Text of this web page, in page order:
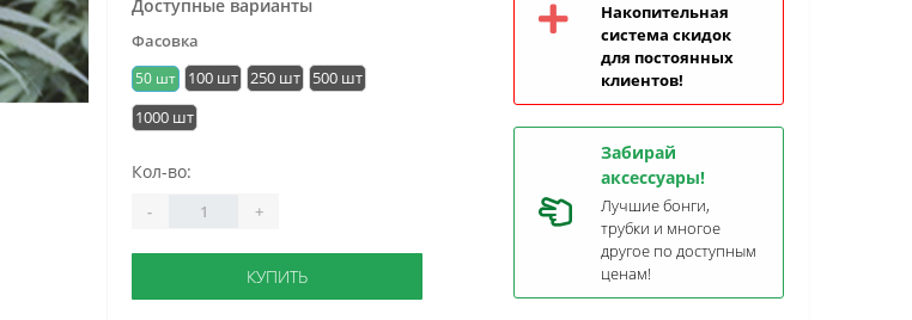
Доступные варианты
Фасовка
50 шт 100 шт 250 шт
500 шт
1000 шт
Кол-во:
- +
КУПИТЬ
Накопительная
система скидок
для постоянных
клиентов!
Забирай
аксессуары!
Лучшие бонги,
трубки и многое
другое по доступным
ценам!